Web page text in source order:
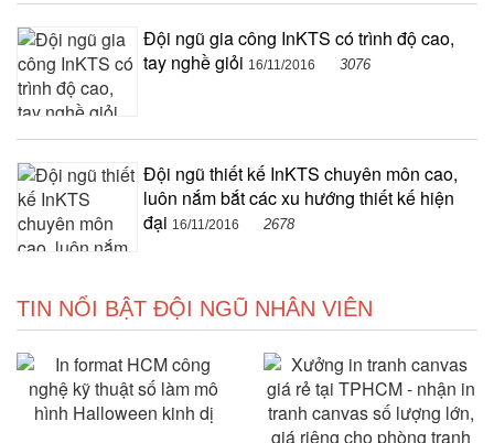
Đội ngũ gia công InKTS có trình độ cao,
tay nghề giỏi 16/11/2016 3076
Đội ngũ thiết kế InKTS chuyên môn cao,
luôn nắm bắt các xu hướng thiết kế hiện
đại 16/11/2016 2678
TIN NỔI BẬT ĐỘI NGŨ NHÂN VIÊN